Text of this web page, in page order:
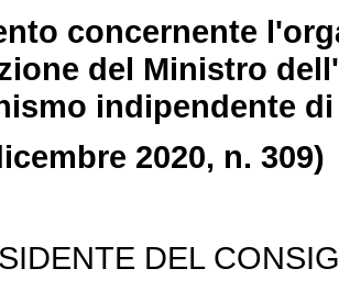
concernente
del Ministro
indipendente
2020, n. 309)
DEL